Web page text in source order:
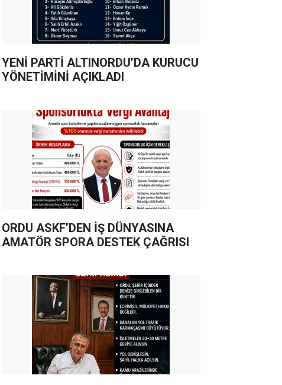
YENİ PARTİ ALTINORDU’DA KURUCU
YÖNETİMİNİ AÇIKLADI
ORDU ASKF’DEN İŞ DÜNYASINA
AMATÖR SPORA DESTEK ÇAĞRISI